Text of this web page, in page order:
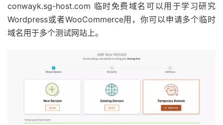
conwayk.sg-host.com 临时免费域名可以用于学习研究
Wordpress或者WooCommerce用，你可以申请多个临时
域名用于多个测试网站上。